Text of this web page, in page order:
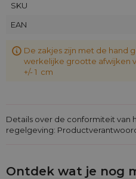
SKU
EAN
De zakjes zijn met de hand
werkelijke grootte afwijken
+/- 1 cm
Details over de conformiteit van
regelgeving:
Ontdek wat je nog